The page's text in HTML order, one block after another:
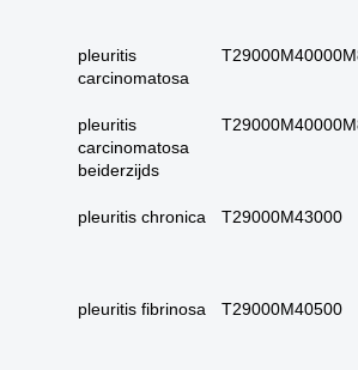
14. alle
pleuritis
carcinomatosa
pleuritis
carcinomatosa
beiderzijds
pleuritis chronica T29000M43000
pleuritis fibrinosa T29000M40500